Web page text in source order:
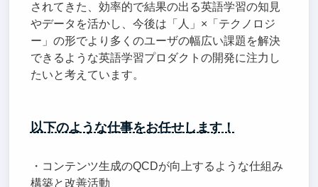
されてきた、効率的で結果の出る英語学習の知見
やデータを活かし、今後は「人」×「テクノロジ
ー」の形でより多くのユーザの幅広い課題を解決
できるような英語学習プロダクトの開発に注力し
たいと考えています。
以下のような仕事をお任せします！
・コンテンツ生成のQCDが向上するような仕組み
構築と改善活動